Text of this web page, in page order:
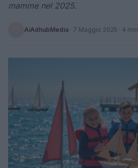
mamme nel 2025.
AiAdhubMedia · 7 Maggio 2025 · 4 min